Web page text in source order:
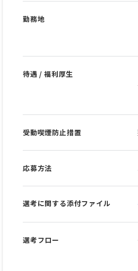
勤務地
待遇 / 福利厚生
受動喫煙防止措置
応募方法
選考に関する添付ファイル
選考フロー